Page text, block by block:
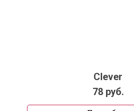
Clever
78 руб.